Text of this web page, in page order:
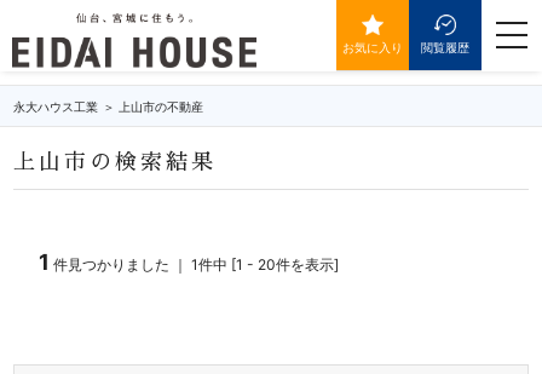
お気に入り 閲覧履歴
永大ハウス工業 上山市の不動産
上山市の検索結果
1 件見つかりました ｜ 1件中 [1 - 20件を表示]